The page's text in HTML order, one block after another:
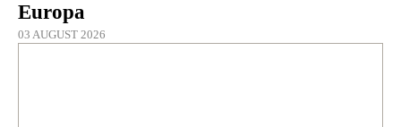
Europa
03 AUGUST 2026